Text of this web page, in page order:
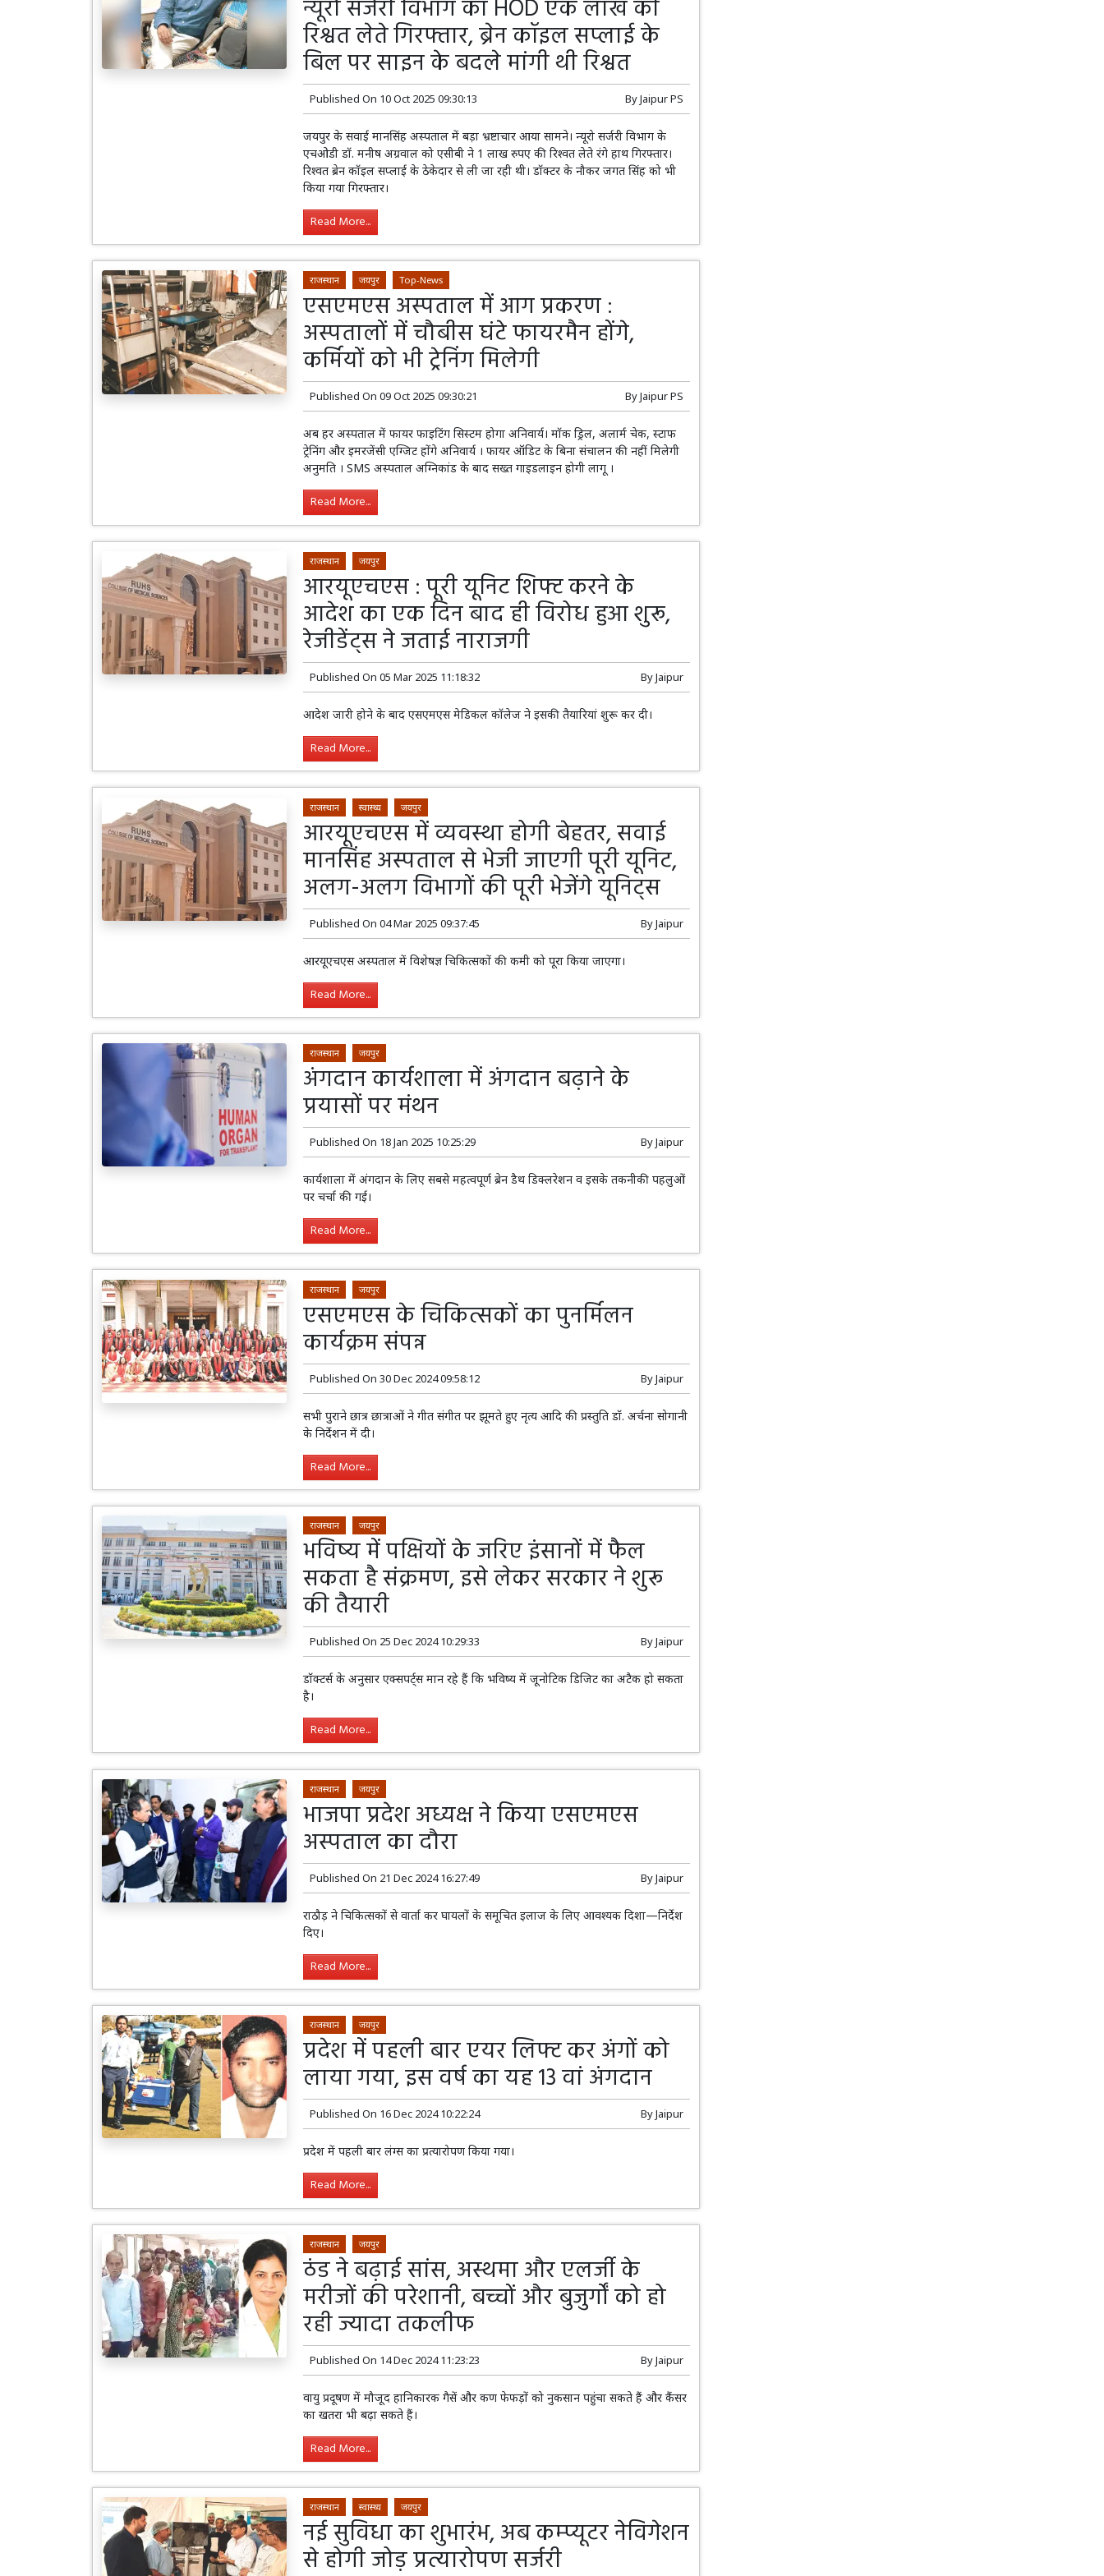
न्यूरो सर्जरी विभाग का HOD एक लाख की
रिश्वत लेते गिरफ्तार, ब्रेन कॉइल सप्लाई के
बिल पर साइन के बदले मांगी थी रिश्वत
Published On 10 Oct 2025 09:30:13 ByJaipur PS
जयपुर के सवाई मानसिंह अस्पताल में बड़ा भ्रष्टाचार आया सामने। न्यूरो सर्जरी विभाग के
एचओडी डॉ. मनीष अग्रवाल को एसीबी ने 1 लाख रुपए की रिश्वत लेते रंगे हाथ गिरफ्तार।
रिश्वत ब्रेन कॉइल सप्लाई के ठेकेदार से ली जा रही थी। डॉक्टर के नौकर जगत सिंह को भी
किया गया गिरफ्तार।
Read More...
राजस्थान जयपुर Top-News
एसएमएस अस्पताल में आग प्रकरण :
अस्पतालों में चौबीस घंटे फायरमैन होंगे,
कर्मियों को भी ट्रेनिंग मिलेगी
Published On 09 Oct 2025 09:30:21 ByJaipur PS
अब हर अस्पताल में फायर फाइटिंग सिस्टम होगा अनिवार्य। मॉक ड्रिल, अलार्म चेक, स्टाफ
ट्रेनिंग और इमरजेंसी एग्जिट होंगे अनिवार्य । फायर ऑडिट के बिना संचालन की नहीं मिलेगी
अनुमति । SMS अस्पताल अग्निकांड के बाद सख्त गाइडलाइन होगी लागू ।
Read More...
राजस्थान जयपुर
आरयूएचएस : पूरी यूनिट शिफ्ट करने के
आदेश का एक दिन बाद ही विरोध हुआ शुरू,
रेजीडेंट्स ने जताई नाराजगी
Published On 05 Mar 2025 11:18:32 ByJaipur
आदेश जारी होने के बाद एसएमएस मेडिकल कॉलेज ने इसकी तैयारियां शुरू कर दी।
Read More...
राजस्थान स्वास्थ्य जयपुर
आरयूएचएस में व्यवस्था होगी बेहतर, सवाई
मानसिंह अस्पताल से भेजी जाएगी पूरी यूनिट,
अलग-अलग विभागों की पूरी भेजेंगे यूनिट्स
Published On 04 Mar 2025 09:37:45 ByJaipur
आरयूएचएस अस्पताल में विशेषज्ञ चिकित्सकों की कमी को पूरा किया जाएगा।
Read More...
राजस्थान जयपुर
अंगदान कार्यशाला में अंगदान बढ़ाने के
प्रयासों पर मंथन
Published On 18 Jan 2025 10:25:29 ByJaipur
कार्यशाला में अंगदान के लिए सबसे महत्वपूर्ण ब्रेन डैथ डिक्लरेशन व इसके तकनीकी पहलुओं
पर चर्चा की गई।
Read More...
राजस्थान जयपुर
एसएमएस के चिकित्सकों का पुनर्मिलन
कार्यक्रम संपन्न
Published On 30 Dec 2024 09:58:12 ByJaipur
सभी पुराने छात्र छात्राओं ने गीत संगीत पर झूमते हुए नृत्य आदि की प्रस्तुति डॉ. अर्चना सोगानी
के निर्देशन में दी।
Read More...
राजस्थान जयपुर
भविष्य में पक्षियों के जरिए इंसानों में फैल
सकता है संक्रमण, इसे लेकर सरकार ने शुरू
की तैयारी
Published On 25 Dec 2024 10:29:33 ByJaipur
डॉक्टर्स के अनुसार एक्सपर्ट्स मान रहे हैं कि भविष्य में जूनोटिक डिजिट का अटैक हो सकता
है।
Read More...
राजस्थान जयपुर
भाजपा प्रदेश अध्यक्ष ने किया एसएमएस
अस्पताल का दौरा
Published On 21 Dec 2024 16:27:49 ByJaipur
राठौड़ ने चिकित्सकों से वार्ता कर घायलों के समूचित इलाज के लिए आवश्यक दिशा—निर्देश
दिए।
Read More...
राजस्थान जयपुर
प्रदेश में पहली बार एयर लिफ्ट कर अंगों को
लाया गया, इस वर्ष का यह 13 वां अंगदान
Published On 16 Dec 2024 10:22:24 ByJaipur
प्रदेश में पहली बार लंग्स का प्रत्यारोपण किया गया।
Read More...
राजस्थान जयपुर
ठंड ने बढ़ाई सांस, अस्थमा और एलर्जी के
मरीजों की परेशानी, बच्चों और बुजुर्गों को हो
रही ज्यादा तकलीफ
Published On 14 Dec 2024 11:23:23 ByJaipur
वायु प्रदूषण में मौजूद हानिकारक गैसें और कण फेफड़ों को नुकसान पहुंचा सकते हैं और कैंसर
का खतरा भी बढ़ा सकते हैं।
Read More...
राजस्थान स्वास्थ्य जयपुर
नई सुविधा का शुभारंभ, अब कम्प्यूटर नेविगेशन
से होगी जोड़ प्रत्यारोपण सर्जरी